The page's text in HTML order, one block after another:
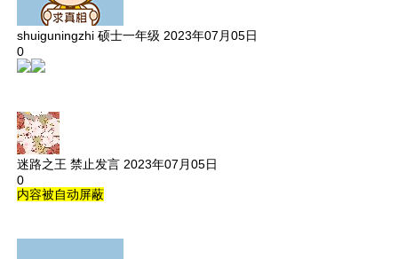
shuiguningzhi 硕士一年级 2023年07月05日
0
迷路之王 禁止发言 2023年07月05日
0
内容被自动屏蔽